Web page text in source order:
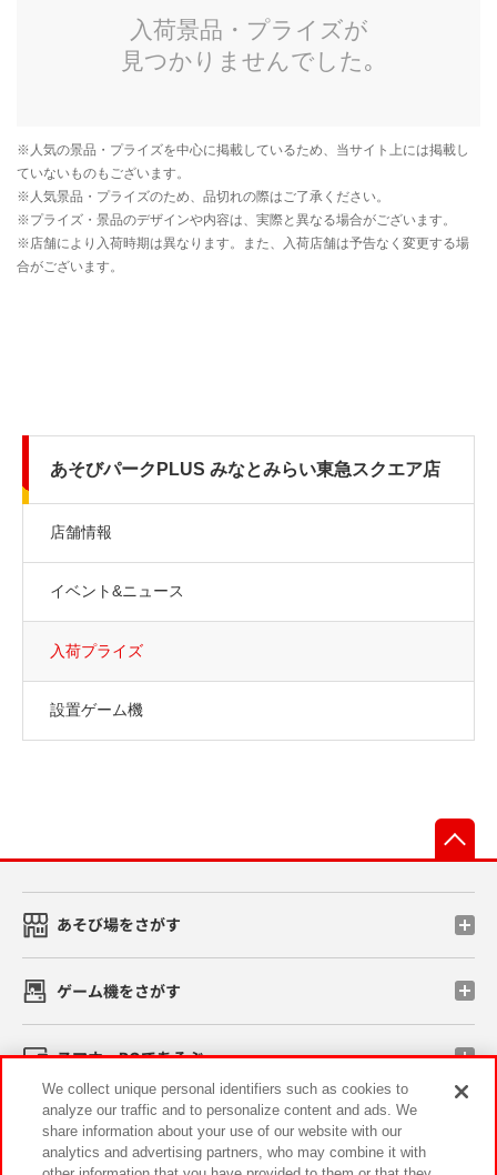
あそびパークPLUS みなとみらい東急スクエア店
店舗情報
イベント&ニュース
入荷プライズ
設置ゲーム機
あそび場をさがす
ゲーム機をさがす
スマホ・PCであそぶ
イベント・キャンペーン
We collect unique personal identifiers such as cookies to
analyze our traffic and to personalize content and ads. We
share information about your use of our website with our
analytics and advertising partners, who may combine it with